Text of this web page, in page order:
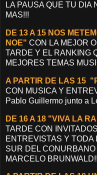
LA PAUSA QUE TU DIA
MAS!!!
DE 13 A 15 NOS
NOE" CON LA MEJOR
TARDE Y EL RANKING
MEJORES TEMAS
A PARTIR DE LAS 15
CON MUSICA Y
Pablo Guillermo junto a
DE 16 A 18 "VIVA LA
TARDE CON
ENTREVISTAS Y TODA
SUR DEL
MARCELO